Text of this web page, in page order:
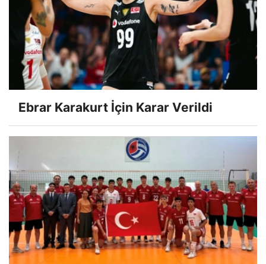
Ebrar Karakurt İçin Karar Verildi